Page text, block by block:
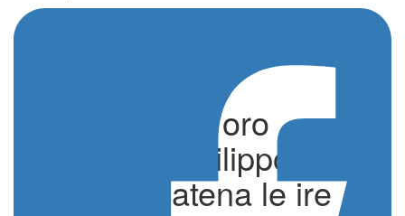
Parigi 2024, l’oro
mancato di Filippo
Macchi scatena le ire